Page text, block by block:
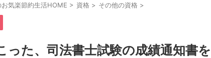
お気楽節約生活HOME > 資格 > その他の資格 >
った、司法書士試験の成績通知書